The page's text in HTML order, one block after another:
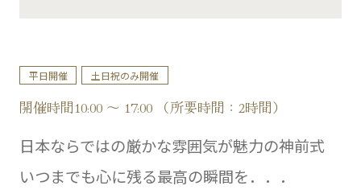
平日開催 土日祝のみ開催
開催時間10:00 ～ 17:00 （所要時間：2時間）
日本ならではの厳かな雰囲気が魅力の神前式
いつまでも心に残る最高の瞬間を．．．